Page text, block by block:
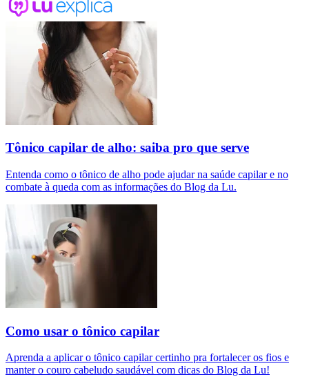
Tônico capilar de alho: saiba pro que serve
Entenda como o tônico de alho pode ajudar na saúde capilar e no
combate à queda com as informações do Blog da Lu.
Como usar o tônico capilar
Aprenda a aplicar o tônico capilar certinho pra fortalecer os fios e
manter o couro cabeludo saudável com dicas do Blog da Lu!